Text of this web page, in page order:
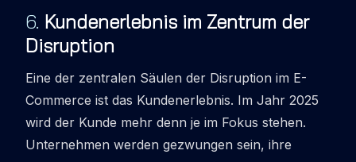
6. Kundenerlebnis im Zentrum der
Disruption
Eine der zentralen Säulen der Disruption im E-
Commerce ist das Kundenerlebnis. Im Jahr 2025
wird der Kunde mehr denn je im Fokus stehen.
Unternehmen werden gezwungen sein, ihre